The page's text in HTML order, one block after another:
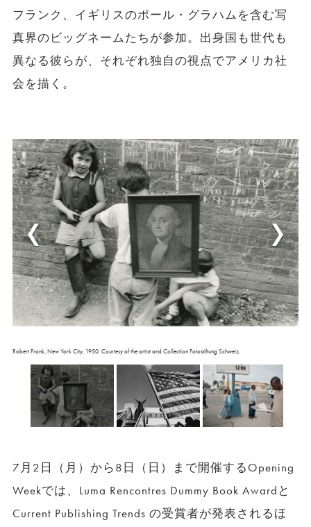
フランク、イギリスのポール・グラハムを含む写
真界のビッグネームたちが参加。出身国も世代も
異なる彼らが、それぞれ独自の視点でアメリカ社
会を描く。
Robert Frank, New York City, 1950. Courtesy of the artist and Collection Fotostiftung Schweiz.
7月2日（月）から8日（日）まで開催するOpening
Weekでは、Luma Rencontres Dummy Book Awardと
Current Publishing Trends の受賞者が発表されるほ